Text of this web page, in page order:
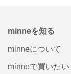
minneを知る
minneについて
minneで買いたい